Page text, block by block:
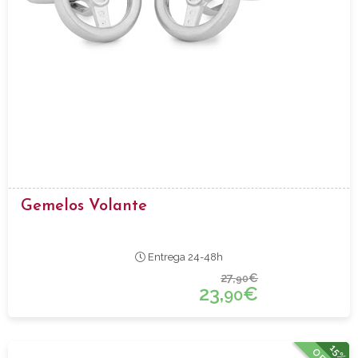
Gemelos Volante
Entrega 24-48h
27,90€
23,90€
15%